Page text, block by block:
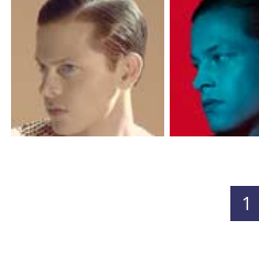
1